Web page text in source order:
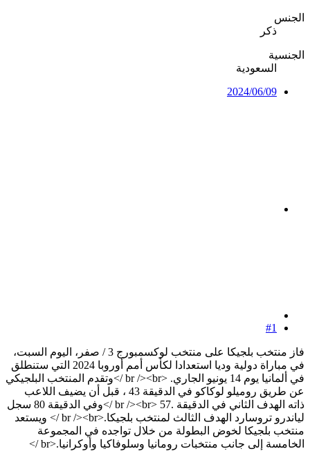
الجنس
ذكر
الجنسية
السعودية
2024/06/09
#1
فاز منتخب بلجيكا على منتخب لوكسمبورج 3 / صفر، اليوم السبت،
في مباراة دولية وديا استعدادا لكأس أمم أوروبا 2024 التي ستنطلق
في ألمانيا يوم 14 يونيو الجاري. <br /><br />وتقدم المنتخب البلجيكي
عن طريق روميلو لوكاكو في الدقيقة 43 ، قبل أن يضيف اللاعب
ذاته الهدف الثاني في الدقيقة .57 <br /><br />وفي الدقيقة 80 سجل
لياندرو تروسارد الهدف الثالث لمنتخب بلجيكا.<br /><br /> ويستعد
منتخب بلجيكا لخوض البطولة من خلال تواجده في المجموعة
الخامسة إلى جانب منتخبات رومانيا وسلوفاكيا وأوكرانيا.<br />